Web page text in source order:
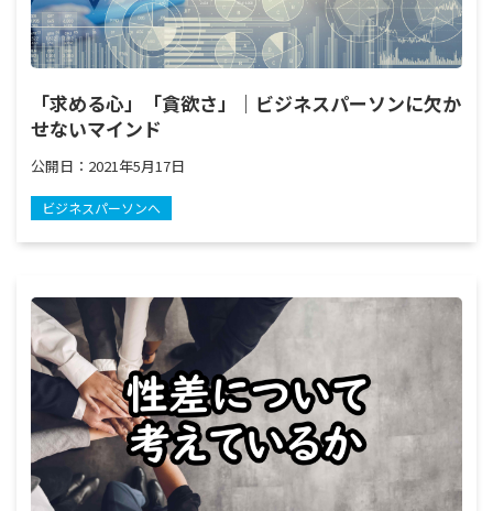
「求める心」「貪欲さ」｜ビジネスパーソンに欠か
せないマインド
公開日： 2021年5月17日
ビジネスパーソンへ